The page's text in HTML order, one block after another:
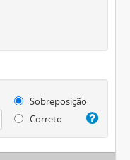
Sobreposição
Correto